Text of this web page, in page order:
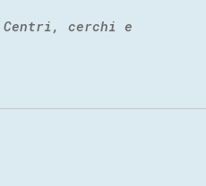
Centri, cerchi e